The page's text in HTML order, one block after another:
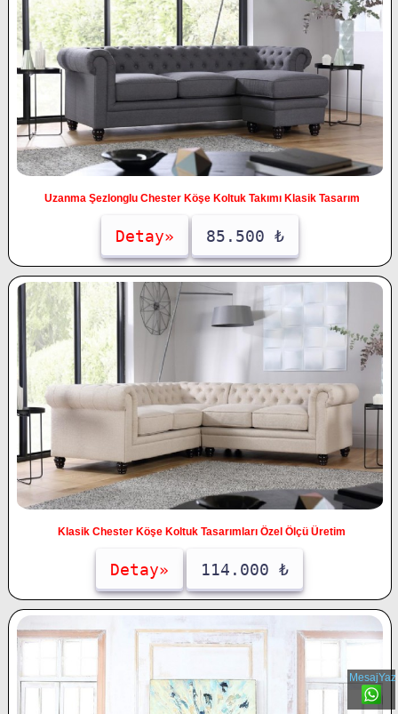
Uzanma Şezlonglu Chester Köşe Koltuk Takımı Klasik Tasarım
Detay» 85.500 ₺
Klasik Chester Köşe Koltuk Tasarımları Özel Ölçü Üretim
Detay» 114.000 ₺
MesajYaz